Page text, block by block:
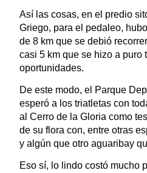
Así las cosas, en el predio
Griego, para el pedaleo,
de 8 km que se debió
casi 5 km que se hizo a puro
oportunidades.
De este modo, el Parque
esperó a los triatletas con
al Cerro de la Gloria como
de su flora con, entre otras
y algún que otro aguaribay
Eso sí, lo lindo costó mucho